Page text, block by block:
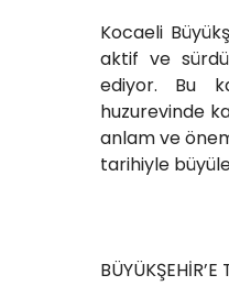
Kocaeli
aktif ve
ediyor. Bu
huzurevinde
anlam ve
tarihiyle
BÜYÜKŞEHİR’E